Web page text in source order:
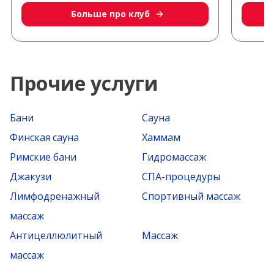
Больше про клуб
Прочие услуги
Бани
Сауна
Финская сауна
Хаммам
Римские бани
Гидромассаж
Джакузи
СПА-процедуры
Лимфодренажный
массаж
Спортивный массаж
Антицеллюлитный
массаж
Массаж